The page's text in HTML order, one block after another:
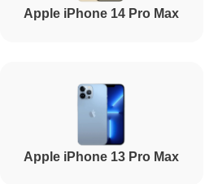
Ремонт динамика
Apple iPhone 14 Pro Max
Apple iPhone 13 Pro Max